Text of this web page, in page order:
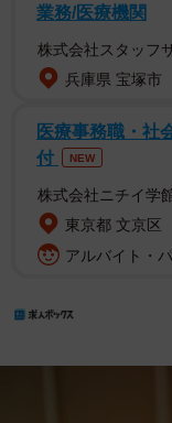
業務/医療機関
株式会社スタッフ
兵庫県 宝塚市
医療事務職・社
付
NEW
株式会社ニチイ学
東京都 文京区
アルバイト・